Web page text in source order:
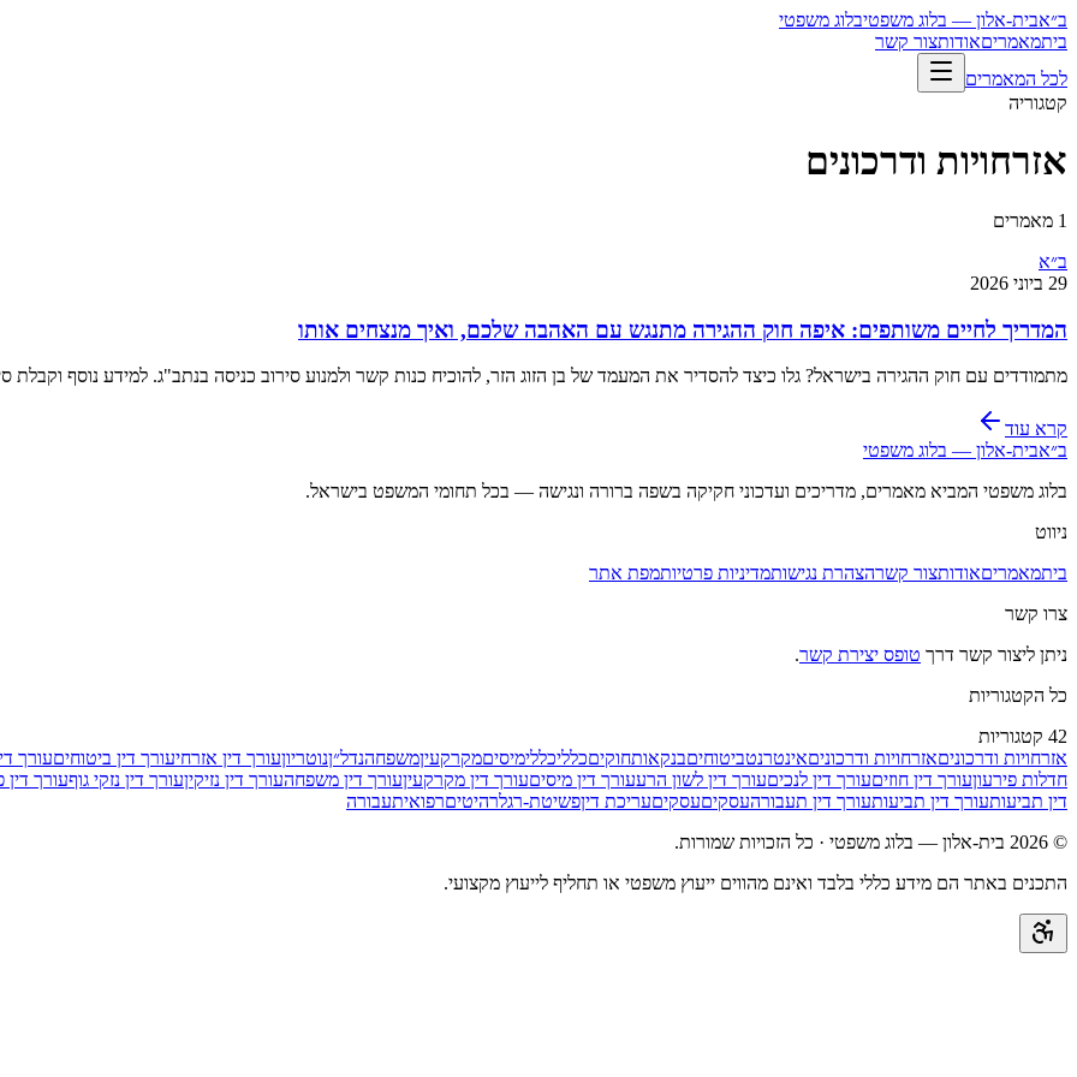
ב״אבית-אלון — בלוג משפטיבלוג משפטי
ביתמאמריםאודותצור קשר
לכל המאמרים
קטגוריה
אזרחויות ודרכונים
1 מאמרים
ב״א
29 ביוני 2026
המדריך לחיים משותפים: איפה חוק ההגירה מתנגש עם האהבה שלכם, ואיך מנצחים אותו
מתמודדים עם חוק ההגירה בישראל? גלו כיצד להסדיר את המעמד של בן הזוג הזר, להוכיח כנות קשר ולמנוע סירוב כניסה בנתב"ג. למידע נוסף וקבלת
קרא עוד
ב״אבית-אלון — בלוג משפטי
בלוג משפטי המביא מאמרים, מדריכים ועדכוני חקיקה בשפה ברורה ונגישה — בכל תחומי המשפט בישראל.
ניווט
ביתמאמריםאודותצור קשרהצהרת נגישותמדיניות פרטיותמפת אתר
צרו קשר
ניתן ליצור קשר דרך טופס יצירת קשר.
כל הקטגוריות
42 קטגוריות
אזרחויות ודרכוניםאזרחויות ודרכוניםאינטרנטביטוחיםבנקאותחוקיםכלליכללימיסיםמקרקעיןמשפחהנדל״ןנוטריוןעורך דין אזרחיעורך דין ביטוחיםעורך
חדלות פירעוןעורך דין חוזיםעורך דין לנכיםעורך דין לשון הרעעורך דין מיסיםעורך דין מקרקעיןעורך דין משפחהעורך דין נזיקיןעורך דין נזקי גוףעורך דין
דין תביעותעורך דין תביעותעורך דין תעבורהעסקיםעסקיםעריכת דיןפשיטת-רגלרהיטיםרפואיתעבורה
©
2026 בית-אלון — בלוג משפטי · כל הזכויות שמורות.
התכנים באתר הם מידע כללי בלבד ואינם מהווים ייעוץ משפטי או תחליף לייעוץ מקצועי.